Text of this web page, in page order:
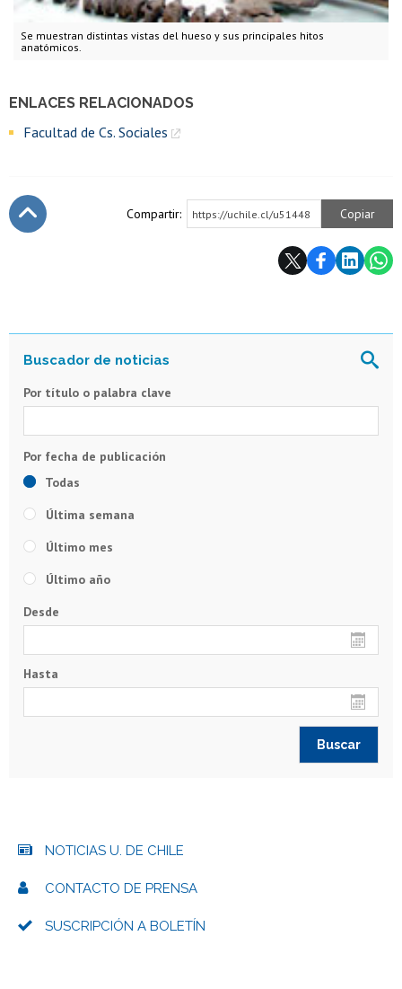
Se muestran distintas vistas del hueso y sus principales hitos
anatómicos.
ENLACES RELACIONADOS
Facultad de Cs. Sociales
Compartir: https://uchile.cl/u51448 Copiar
Por título o palabra clave
Todas
Última semana
Último mes
Último año
Desde
Hasta
NOTICIAS U. DE CHILE
CONTACTO DE PRENSA
SUSCRIPCIÓN A BOLETÍN